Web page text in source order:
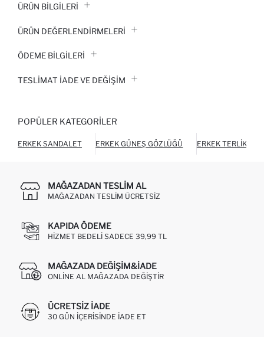
ÜRÜN BILGILERI
ÜRÜN DEĞERLENDİRMELERİ
ÖDEME BİLGİLERİ
TESLIMAT İADE VE DEĞIŞIM
POPÜLER KATEGORILER
ERKEK SANDALET ERKEK GÜNEŞ GÖZLÜĞÜ ERKEK TERLIK
MAĞAZADAN TESLIM AL
MAĞAZADAN TESLIM ÜCRETSIZ
KAPIDA ÖDEME
HIZMET BEDELI SADECE 39,99 TL
MAĞAZADA DEĞIŞIM&İADE
ONLINE AL MAĞAZADA DEĞIŞTIR
ÜCRETSIZ IADE
30 GÜN IÇERISINDE IADE ET